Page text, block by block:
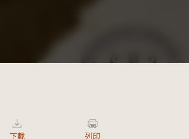
下載 列印